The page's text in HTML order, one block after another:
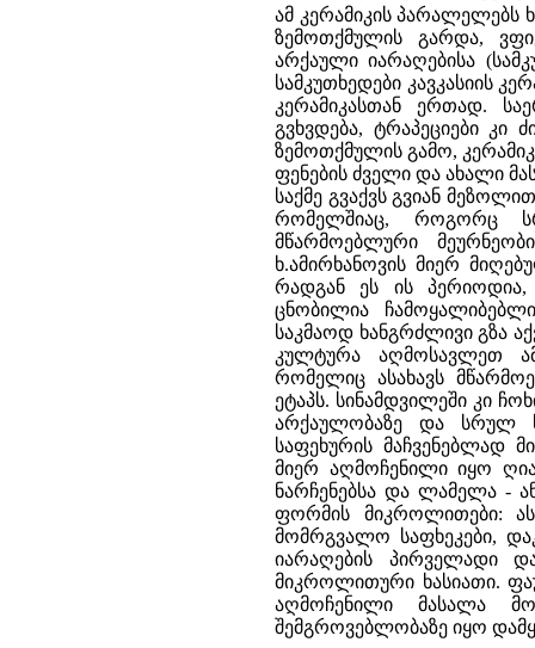
ამ კერამიკის პარალელებს
ზემოთქმულის გარდა,
არქაული იარაღებისა
სამკუთხედები კავკასიის
კერამიკასთან ერთად.
გვხვდება, ტრაპეციები
ზემოთქმულის გამო,
ფენების ძველი და ახალი
საქმე გვაქვს გვიან
რომელშიაც, როგორც
მწარმოებლური
ხ.ამირხანოვის მიერ
რადგან ეს ის პერიოდია,
ცნობილია
საკმაოდ ხანგრძლივი გზა
კულტურა აღმოსავლეთ
რომელიც ასახავს
ეტაპს. სინამდვილეში კი
არქაულობაზე და სრულ
საფეხურის მაჩვენებლად
მიერ აღმოჩენილი იყო
ნარჩენებსა და ლამელა -
ფორმის მიკროლითები:
მომრგვალო საფხეკები,
იარაღების პირველადი
მიკროლითური ხასიათი.
აღმოჩენილი მასალა
შემგროვებლობაზე იყო